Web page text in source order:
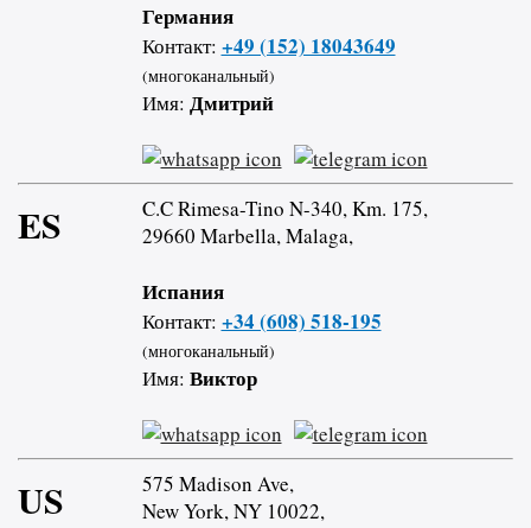
Германия
Контакт: +49 (152) 18043649
(многоканальный)
Имя: Дмитрий
ES
C.C Rimesa-Tino N-340, Km. 175,
29660 Marbella, Malaga,
Испания
Контакт: +34 (608) 518-195
(многоканальный)
Имя: Виктор
US
575 Madison Ave,
New York, NY 10022,